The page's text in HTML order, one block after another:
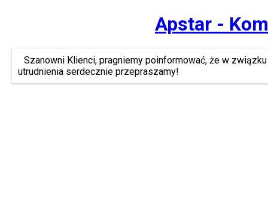
Apstar -
Szanowni Klienci, pragniemy poinformować, że w
utrudnienia serdecznie przepraszamy!